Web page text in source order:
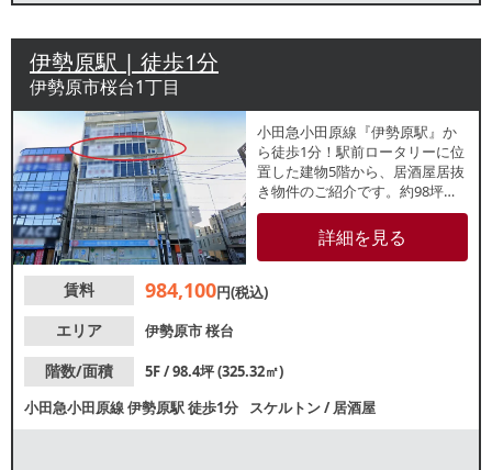
伊勢原駅 | 徒歩1分
伊勢原市桜台1丁目
小田急小田原線『伊勢原駅』か
ら徒歩1分！駅前ロータリーに位
置した建物5階から、居酒屋居抜
き物件のご紹介です。約98坪の
大箱物件！他フロアでは調剤薬
局、銀行、モデルルーム、カラ
オケ店が入居中！ご検討の方は
問合せください。
詳細を見る
賃料 984,100円(税込)
エリア
伊勢原市桜台
階数/面積
5F / 98.4坪 (325.32㎡)
小田急小田原線伊勢原駅徒歩1分 スケルトン/居酒屋